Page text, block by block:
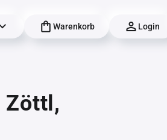
Warenkorb Login
Zöttl,